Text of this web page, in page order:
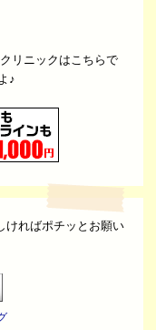
リニックはこちらで
♪
ければポチッとお願い